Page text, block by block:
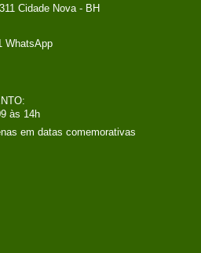
Cidade Nova - BH
WhatsApp
às 14h
em datas comemorativas